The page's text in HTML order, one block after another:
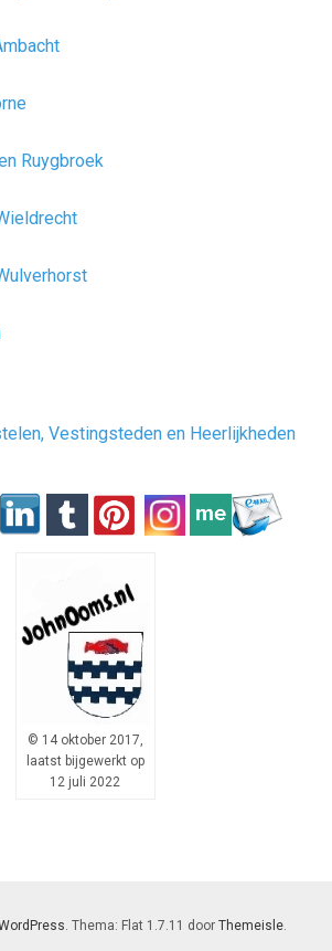
Ruygbroek
Vestingsteden en Heerlijkheden
© 14 oktober 2017,
laatst bijgewerkt op
12 juli 2022
. Thema: Flat 1.7.11 door Themeisle.